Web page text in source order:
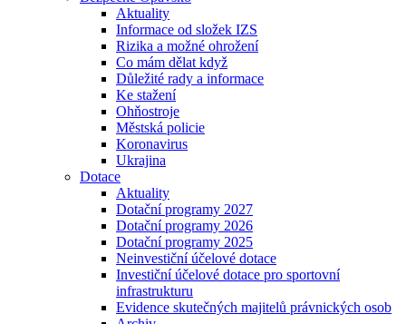
Aktuality
Informace od složek IZS
Rizika a možné ohrožení
Co mám dělat když
Důležité rady a informace
Ke stažení
Ohňostroje
Městská policie
Koronavirus
Ukrajina
Dotace
Aktuality
Dotační programy 2027
Dotační programy 2026
Dotační programy 2025
Neinvestiční účelové dotace
Investiční účelové dotace pro sportovní
infrastrukturu
Evidence skutečných majitelů právnických osob